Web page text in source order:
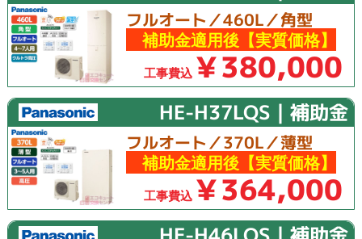
フルオート／460L／角型
補助金適用後【実質価格】
工事費込 ￥380,000
HE-H37LQS｜補助金
フルオート／370L／薄型
補助金適用後【実質価格】
工事費込 ￥364,000